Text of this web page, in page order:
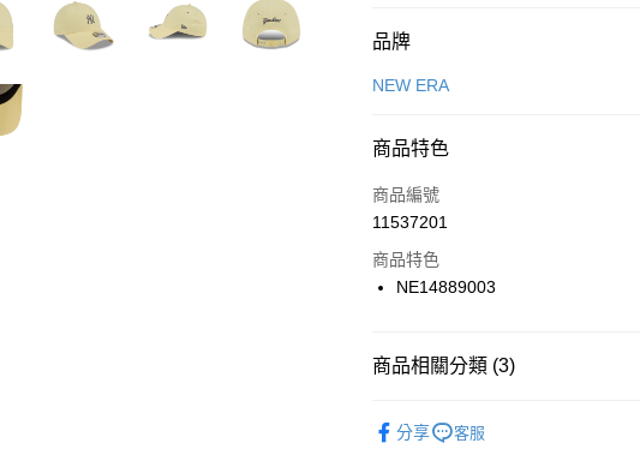
付款方式
信用卡一次付款
合作金庫商業銀行
華南商業銀行
上海商業儲蓄銀行
國泰世華商業銀行
聯邦商業銀行
台新國際商業銀行
LINE Pay
Apple Pay
【關於「AFTEE先享後付」】
品牌
NEW ERA
商品特色
商品編號
11537201
商品特色
NE14889003
商品相關分類 (3)
分享 客服